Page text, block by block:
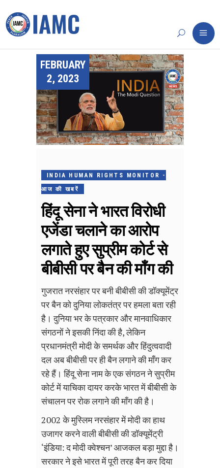
FEBRUARY
2, 2023
INDIA HUMAN RIGHTS MONITOR -
आज की खबरें
हिंदू सेना ने भारत विरोधी
एजेंडा चलाने का आरोप
लगाते हुए सुप्रीम कोर्ट से
बीबीसी पर बैन की माँग की
गुजरात नरसंहार पर बनी बीबीसी की डॉक्यूमेंट्र
पर बैन को दुनिया लोकतंत्र पर हमला बता रही
है। दुनिया भर के पत्रकार और मानवाधिकार
संगठनों ने इसकी निंदा की है, लेकिन
प्रधानमंत्री मोदी के समर्थक और हिंदुत्ववादी
दल अब बीबीसी पर ही बैन लगाने की माँग कर
रहे हैं। हिंदू सेना नाम के एक संगठन ने सुप्रीम
कोर्ट में याचिका दायर करके भारत में बीबीसी के
संचालन पर रोक लगाने की माँग की है।
2002 के मुस्लिम नरसंहार में मोदी का हाथ
उजागर करने वाली बीबीसी की डॉक्यूमेंट्री
‘इंडिया:द मोदी क्वेश्चन’आजकल बड़ा मुद्दा है।
सरकार ने इसे भारत में पूरी तरह बैन कर दिया